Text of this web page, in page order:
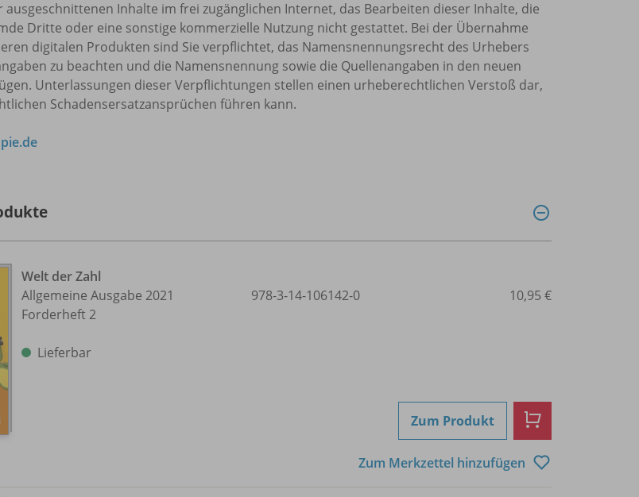
Inhalte im frei zugänglichen Internet, das Bearbeiten dieser Inhalte, die
Dritte oder eine sonstige kommerzielle Nutzung nicht gestattet. Bei der Übernahme
digitalen Produkten sind Sie verpflichtet, das Namensnennungsrecht des Urhebers
zu beachten und die Namensnennung sowie die Quellenangaben in den neuen
Unterlassungen dieser Verpflichtungen stellen einen urheberechtlichen Verstoß dar,
Schadensersatzansprüchen führen kann.
Welt der Zahl
Allgemeine Ausgabe 2021
Forderheft 2
Lieferbar
978-3-14-106142-0 10,95 €
Zum Produkt
Zum Merkzettel hinzufügen